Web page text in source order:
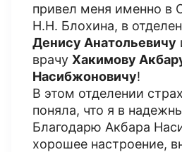
привел меня именно в
Н.Н. Блохина, в
Денису Анатольевичу
врачу Хакимову
Насибжоновичу!
В этом отделении
поняла, что я в
Благодарю Акбара
хорошее настроение,